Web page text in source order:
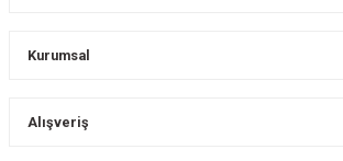
Kurumsal
Alışveriş